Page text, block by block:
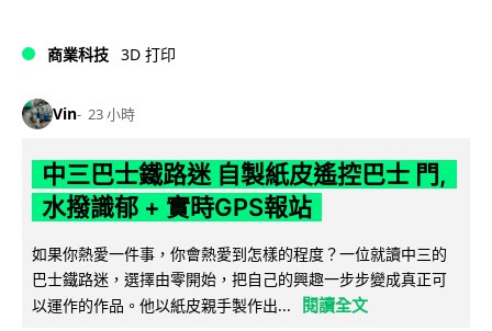
商業科技 3D 打印
Vin 23 小時
中三巴士鐵路迷 自製紙皮遙控巴士 門,
水撥識郁 + 實時GPS報站
如果你熱愛一件事，你會熱愛到怎樣的程度？一位就讀中三的
巴士鐵路迷，選擇由零開始，把自己的興趣一步步變成真正可
以運作的作品。他以紙皮親手製作出...
閱讀全文